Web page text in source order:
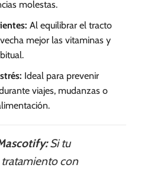
molestas.
Al equilibrar el tracto
mejor las vitaminas y
Ideal para prevenir
viajes, mudanzas o
Si tu
con